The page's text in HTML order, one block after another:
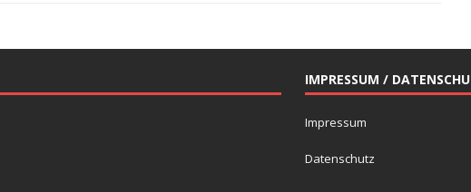
IMPRESSUM /
Impressum
Datenschutz